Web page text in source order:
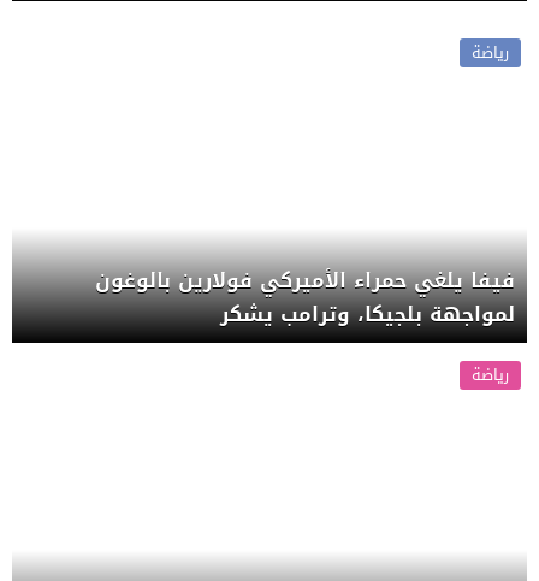
رياضة
فيفا يلغي حمراء الأميركي فولارين بالوغون
لمواجهة بلجيكا، وترامب يشكر
رياضة